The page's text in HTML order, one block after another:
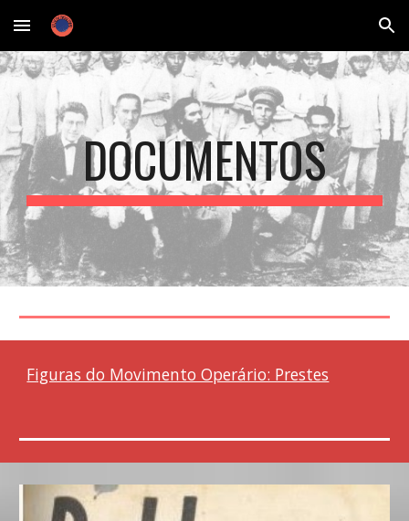
Skip to main content Skip to navigation
DOCUMENTOS
Figuras do Movimento Operário: Prestes